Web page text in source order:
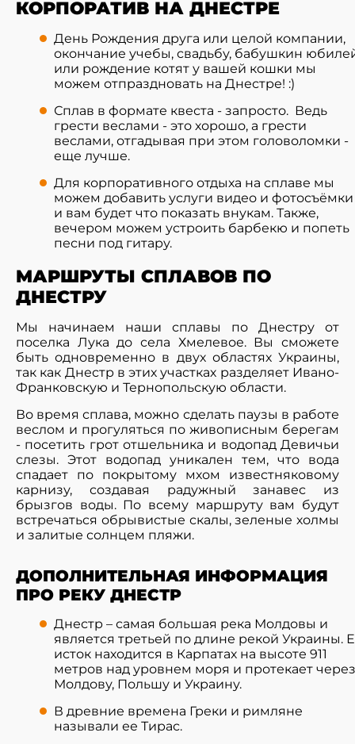
КОРПОРАТИВ НА ДНЕСТРЕ
День Рождения друга или целой компании,
окончание учебы, свадьбу, бабушкин
или рождение котят у вашей кошки мы
можем отпраздновать на Днестре! :)
Сплав в формате квеста - запросто. Ведь
грести веслами - это хорошо, а грести
веслами, отгадывая при этом головоломки -
еще лучше.
Для корпоративного отдыха на сплаве мы
можем добавить услуги видео и
и вам будет что показать внукам. Также,
вечером можем устроить барбекю и попеть
песни под гитару.
МАРШРУТЫ СПЛАВОВ ПО
ДНЕСТРУ
Мы начинаем наши сплавы по Днестру от
поселка Лука до села Хмелевое. Вы сможете
быть одновременно в двух областях Украины,
так как Днестр в этих участках разделяет Ивано-
Франковскую и Тернопольскую области.
Во время сплава, можно сделать паузы в работе
веслом и прогуляться по живописным берегам
- посетить грот отшельника и водопад Девичьи
слезы. Этот водопад уникален тем, что вода
спадает по покрытому мхом известняковому
карнизу, создавая радужный занавес из
брызгов воды. По всему маршруту вам будут
встречаться обрывистые скалы, зеленые холмы
и залитые солнцем пляжи.
ДОПОЛНИТЕЛЬНАЯ ИНФОРМАЦИЯ
ПРО РЕКУ ДНЕСТР
Днестр – самая большая река Молдовы и
является третьей по длине рекой Украины.
исток находится в Карпатах на высоте 911
метров над уровнем моря и протекает через
Молдову, Польшу и Украину.
В древние времена Греки и римляне
называли ее Тирас.